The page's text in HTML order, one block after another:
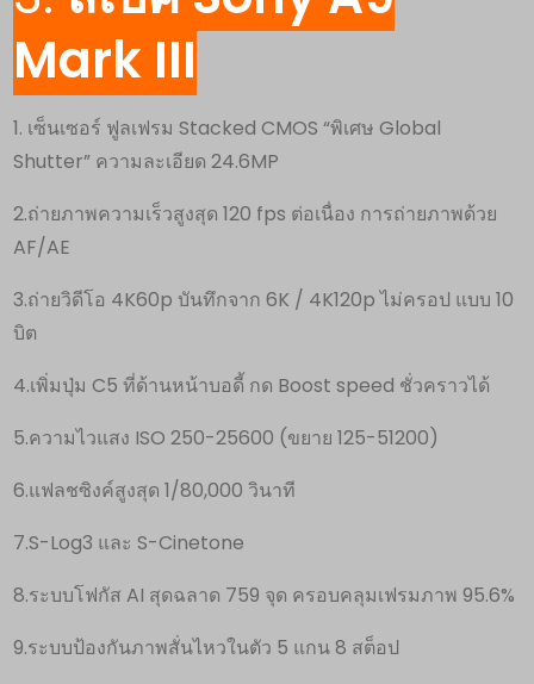
Mark III
1. เซ็นเซอร์ ฟูลเฟรม Stacked CMOS “พิเศษ Global
Shutter” ความละเอียด 24.6MP
2.ถ่ายภาพความเร็วสูงสุด 120 fps ต่อเนื่อง การถ่ายภาพด้วย
AF/AE
3.ถ่ายวิดีโอ 4K60p บันทึกจาก 6K / 4K120p ไม่ครอป แบบ 10
บิต
4.เพิ่มปุ่ม C5 ที่ด้านหน้าบอดี้ กด Boost speed ชั่วคราวได้
5.ความไวแสง ISO 250-25600 (ขยาย 125-51200)
6.แฟลชซิงค์สูงสุด 1/80,000 วินาที
7.S-Log3 และ S-Cinetone
8.ระบบโฟกัส AI สุดฉลาด 759 จุด ครอบคลุมเฟรมภาพ 95.6%
9.ระบบป้องกันภาพสั่นไหวในตัว 5 แกน 8 สต็อป